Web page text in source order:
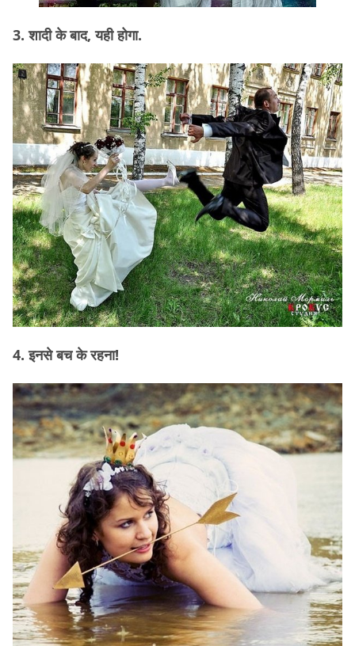
3. शादी के बाद, यही होगा.
4. इनसे बच के रहना!